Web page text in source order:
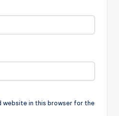
website in this browser for the